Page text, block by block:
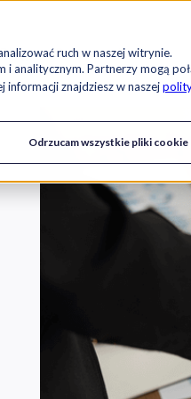
ruch w naszej witrynie.
analitycznym. Partnerzy mogą
informacji znajdziesz w naszej
Odrzucam wszystkie pliki cookie
urządzeń
O nas Kariera